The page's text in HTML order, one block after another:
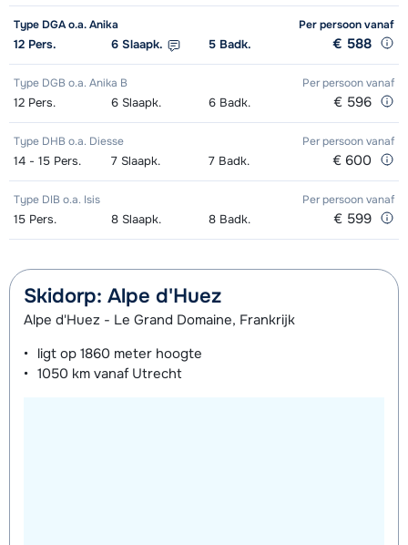
dagen)
van week
Goud (Sensation) Ski's + Schoenen
+ Stokken (8 dagen)
van week
Goud (Sensation) Ski's + Stokken (8
dagen)
afhankelijk
van week
dagen)
van week
Zilver (Evolution) Ski's + Stokken (8
dagen)
Zilver (Evolution) Schoenen (8
Stokken (8 dagen)
van week
Kampioen (Champion) Schoenen (8
dagen)
afhankelijk
van week
Toekomst (Espoir) Ski's + Schoenen
+ Stokken (8 dagen)
afhankelijk
van week
Toekomst (Espoir) Ski's + Stokken (8
dagen)
van week
dagen)
Mini Kid Ski's + Stokken + Schoenen
(8 dagen)
Boots (8 dagen)
van week
Zilver (Evolution) Snowboard (8
dagen)
afhankelijk
van week
van week
Type DGA o.a. Anika Per persoonvanaf
12 Pers. 6 Slaapk. 5 Badk. € 588
Type DGB o.a. Anika B Per persoonvanaf
12 Pers. 6 Slaapk. 6 Badk. € 596
Type DHB o.a. Diesse Per persoonvanaf
14 - 15 Pers. 7 Slaapk. 7 Badk. € 600
Type DIB o.a. Isis Per persoonvanaf
15 Pers. 8 Slaapk. 8 Badk. € 599
Skidorp: Alpe d'Huez
Alpe d'Huez - Le Grand Domaine, Frankrijk
ligt op 1860 meter hoogte
1050 km vanaf Utrecht